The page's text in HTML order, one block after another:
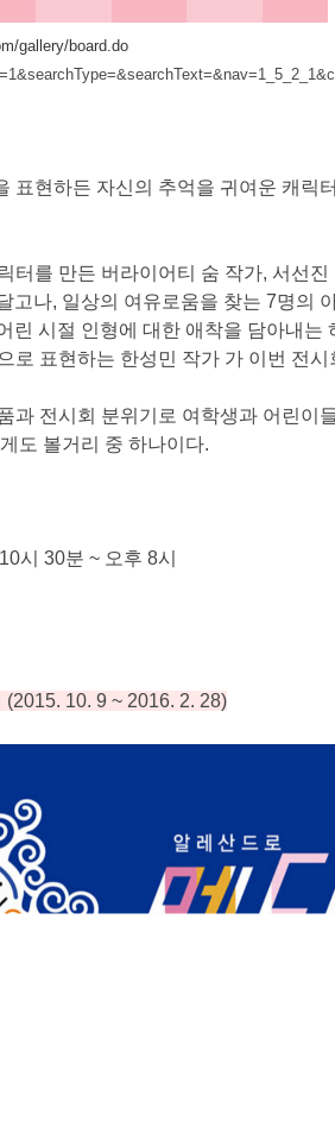
gallery/board.do
표현하든 자신의 추억을 귀여운 캐릭
터를 만든 버라이어티 숨 작가, 서선진
고나, 일상의 여유로움을 찾는 7명의
린 시절 인형에 대한 애착을 담아내는
로 표현하는 한성민 작가 가 이번 전
과 전시회 분위기로 여학생과 어린이
도 볼거리 중 하나이다.
10시 30분 ~ 오후 8시
(2015. 10. 9 ~ 2016. 2. 28)